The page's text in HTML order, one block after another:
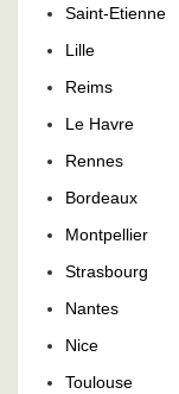
Saint-Etienne
Lille
Reims
Le Havre
Rennes
Bordeaux
Montpellier
Strasbourg
Nantes
Nice
Toulouse